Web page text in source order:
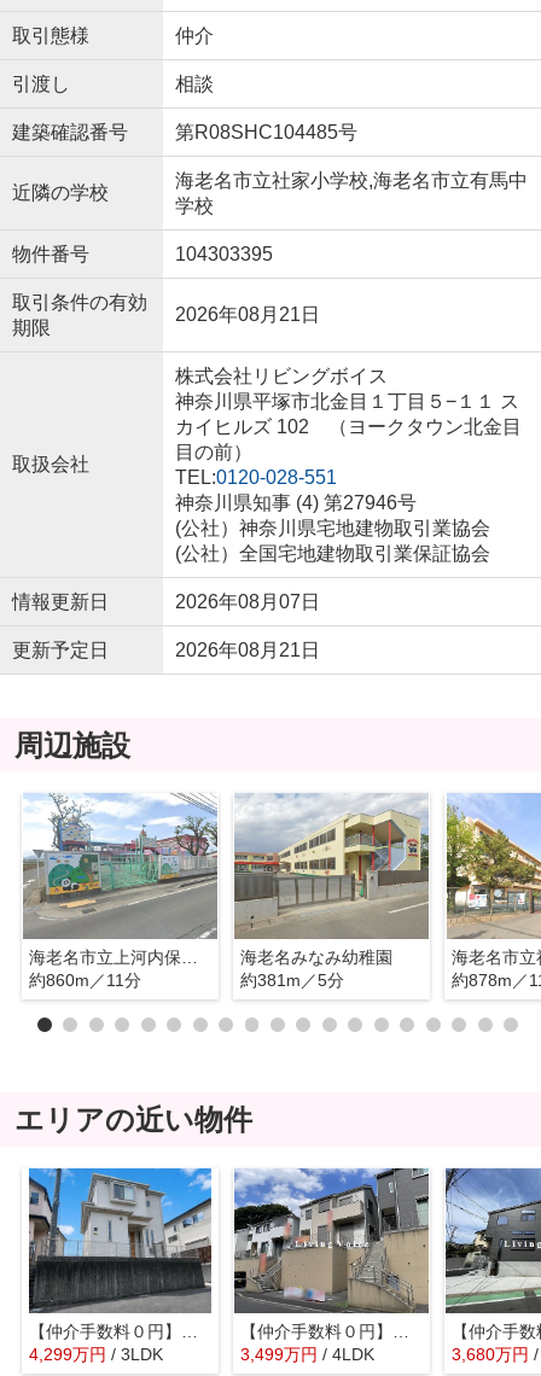
取引態様 仲介
引渡し 相談
建築確認番号 第R08SHC104485号
近隣の学校
海老名市立社家小学校,海老名市立有馬中
学校
物件番号 104303395
取引条件の有効
期限
2026年08月21日
取扱会社
株式会社リビングボイス
神奈川県平塚市北金目１丁目５−１１ ス
カイヒルズ 102 （ヨークタウン北金目
目の前）
TEL:0120-028-551
神奈川県知事 (4) 第27946号
(公社）神奈川県宅地建物取引業協会
(公社）全国宅地建物取引業保証協会
情報更新日 2026年08月07日
更新予定日 2026年08月21日
周辺施設
約860m／11分
海老名みなみ幼稚園
約381m／5分
海老名市立
約878m／
エリアの近い物件
【仲介手数料０円】海老名市国分南4丁目 中古一戸建て
4,299万円 / 3LDK
【仲介手数料０円】海老名市上今泉3丁目 中古一戸建て
3,499万円 / 4LDK 3,680万円